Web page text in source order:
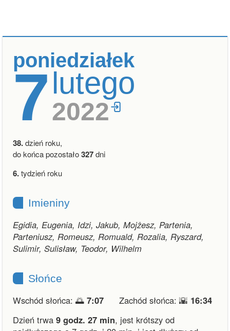
poniedziałek
7lutego
2022
38.dzień roku,
do końca pozostało327dni
6.tydzień roku
Imieniny
Egidia, Eugenia, Idzi, Jakub, Mojżesz, Partenia,
Parteniusz, Romeusz, Romuald, Rozalia, Ryszard,
Sulimir, Sulisław, Teodor, Wilhelm
Słońce
Wschód słońca: 🌅 7:07 Zachód słońca: 🌇 16:34
Dzień trwa 9 godz. 27 min, jest krótszy od